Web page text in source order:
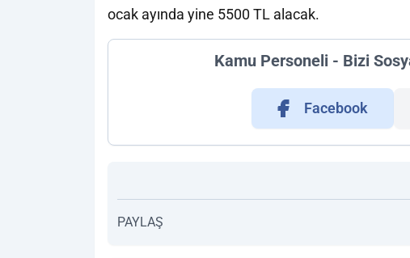
ocak ayında yine 5500 TL alacak.
Kamu Personeli - Bizi
Facebook
PAYLAŞ